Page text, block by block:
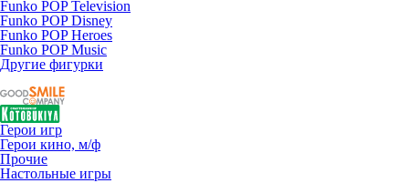
Funko POP Television
Funko POP Disney
Funko POP Heroes
Funko POP Music
Другие фигурки
Герои игр
Герои кино, м/ф
Прочие
Настольные игры